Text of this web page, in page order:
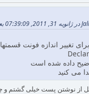
تغییر اندازه فونت
داده شده است
می کنید
از نوشتن پست خیلی گشتم و